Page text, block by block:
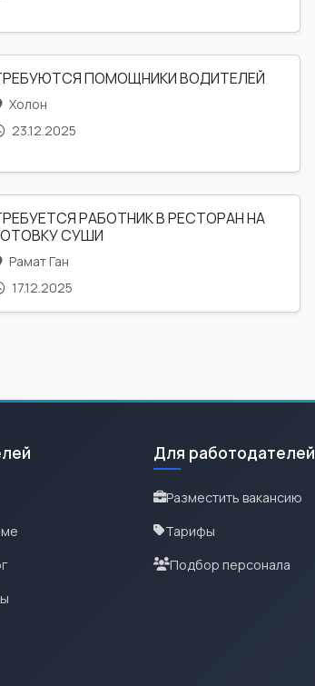
ПОМОЩНИКИ ВОДИТЕЛЕЙ
Холон
23.12.2025
РАБОТНИК В РЕСТОРАН НА
СУШИ
Рамат Ган
17.12.2025
Для работодателей
Разместить вакансию
Тарифы
Подбор персонала